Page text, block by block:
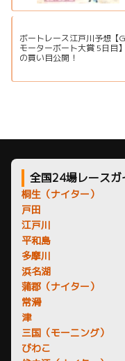
ボートレース江戸川予想【
モーターボート大賞 5日
の買い目公開！
全国24場レースガ
桐生（ナイター）
戸田
江戸川
平和島
多摩川
浜名湖
蒲郡（ナイター）
常滑
津
三国（モーニング）
びわこ